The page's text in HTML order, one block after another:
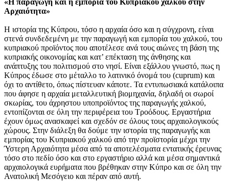
«Η παραγωγή και η εμπορία του Κυπριακού χαλκού στην
Αρχαιότητα»
H ιστορία της Κύπρου, τόσο η αρχαία όσο και η σύγχρονη, είναι
στενά συνδεδεμένη με την παραγωγή και εμπορία του χαλκού, του
κυπριακού προϊόντος που αποτέλεσε ανά τους αιώνες τη βάση της
κυπριακής οικονομίας και κατ’ επέκταση της άνθησης και
ανάπτυξης του πολιτισμού στο νησί. Είναι εξάλλου γνωστό, πως η
Κύπρος έδωσε στο μέταλλο το λατινικό όνομά του (cuprum) και
όχι το αντίθετο, όπως πίστευαν κάποτε. Τα εντυπωσιακά κατάλοιπα
που άφησε η αρχαία μεταλλευτική βιομηχανία, δηλαδή οι σωροί
σκωρίας, του άχρηστου υποπροϊόντος της παραγωγής χαλκού,
εντοπίζονται σε όλη την περιφέρεια του Τροόδους. Εργαστήρια
έχουν όμως ανασκαφεί και σχεδόν σε όλους τους αρχαιολογικούς
χώρους. Στην διάλεξη θα δούμε την ιστορία της παραγωγής και
εμπορίας του Κυπριακού χαλκού από την προϊστορία μέχρι την
Ύστερη Αρχαιότητα μέσα από τα αποτελέσματα εντατικής έρευνας
τόσο στο πεδίο όσο και στο εργαστήριο αλλά και μέσα σημαντικά
αρχαιολογικά ευρήματα που βρέθηκαν στην Κύπρο και σε όλη την
Ανατολική Μεσόγειο και πέραν από αυτή.